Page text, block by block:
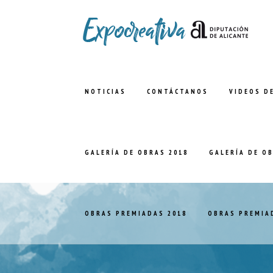
NOTICIAS CONTÁCTANOS VIDEOS
GALERÍA DE OBRAS 2018 GALERÍA DE
OBRAS PREMIADAS 2018 OBRAS